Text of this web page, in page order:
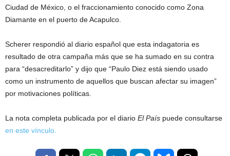
Ciudad de México, o el fraccionamiento conocido como Zona
Diamante en el puerto de Acapulco.
Scherer respondió al diario español que esta indagatoria es
resultado de otra campaña más que se ha sumado en su contra
para “desacreditarlo” y dijo que “Paulo Diez está siendo usado
como un instrumento de aquellos que buscan afectar su imagen”
por motivaciones políticas.
La nota completa publicada por el diario El País puede consultarse
en este vínculo.